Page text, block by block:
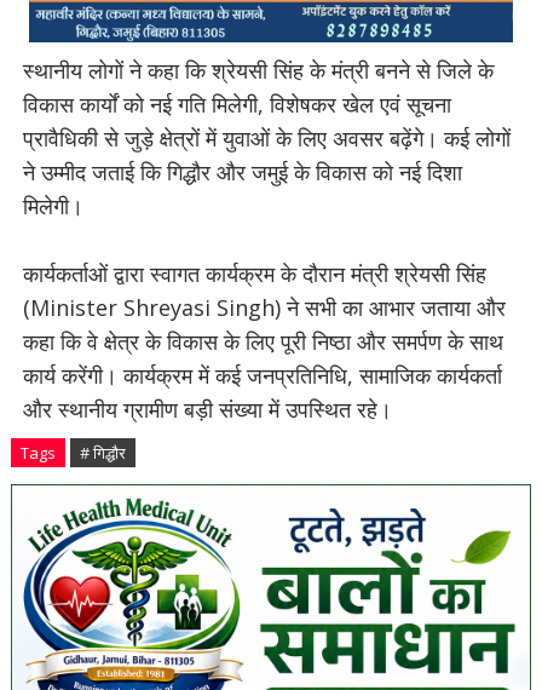
स्थानीय लोगों ने कहा कि श्रेयसी सिंह के मंत्री बनने से जिले के
विकास कार्यों को नई गति मिलेगी, विशेषकर खेल एवं सूचना
प्रावैधिकी से जुड़े क्षेत्रों में युवाओं के लिए अवसर बढ़ेंगे। कई लोगों
ने उम्मीद जताई कि गिद्धौर और जमुई के विकास को नई दिशा
मिलेगी।
कार्यकर्ताओं द्वारा स्वागत कार्यक्रम के दौरान मंत्री श्रेयसी सिंह
(Minister Shreyasi Singh) ने सभी का आभार जताया और
कहा कि वे क्षेत्र के विकास के लिए पूरी निष्ठा और समर्पण के साथ
कार्य करेंगी। कार्यक्रम में कई जनप्रतिनिधि, सामाजिक कार्यकर्ता
और स्थानीय ग्रामीण बड़ी संख्या में उपस्थित रहे।
Tags # गिद्धौर